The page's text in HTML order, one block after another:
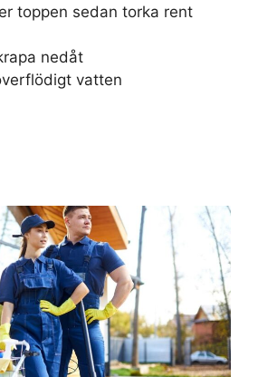
toppen sedan torka rent
nedåt
vatten